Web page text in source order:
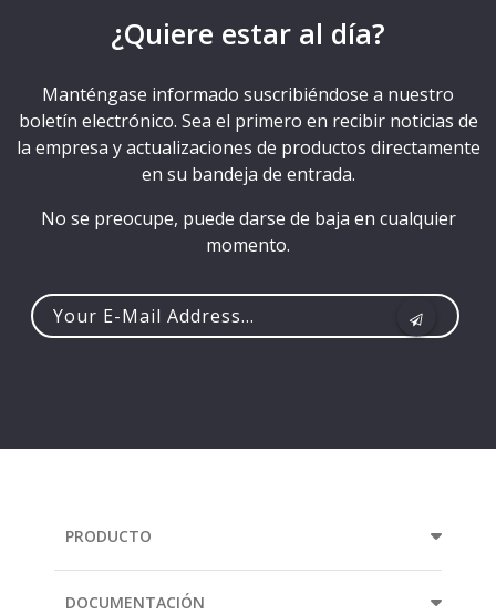
¿Quiere estar al día?
Manténgase informado suscribiéndose a nuestro
boletín electrónico. Sea el primero en recibir noticias de
la empresa y actualizaciones de productos directamente
en su bandeja de entrada.
No se preocupe, puede darse de baja en cualquier
momento.
PRODUCTO
DOCUMENTACIÓN